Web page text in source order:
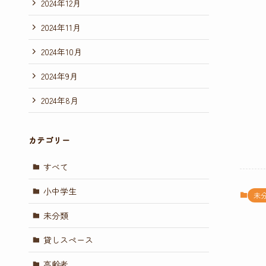
未
2024年12月
2024年11月
2024年10月
2024年9月
2024年8月
カテゴリー
すべて
小中学生
未分類
貸しスペース